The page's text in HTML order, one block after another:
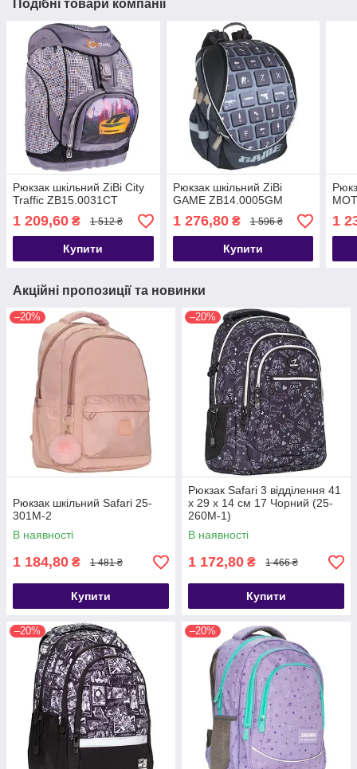
Подібні товари компанії
Рюкзак шкільний ZiBi City
Traffic ZB15.0031CT
1 209,60 ₴ 1 512 ₴
Купити
Рюкзак шкільний ZiBi
GAME ZB14.0005GM
1 276,80₴ 1 596 ₴
Купити
1
Акційні пропозиції та новинки
–20%
Рюкзак шкільний Safari 25-
301M-2
В наявності
1 184,80 ₴ 1 481 ₴
Купити
–20%
Рюкзак Safari 3 відділення 41
x 29 x 14 см 17 Чорний (25-
260M-1)
В наявності
1 172,80 ₴ 1 466 ₴
Купити
–20% –20%